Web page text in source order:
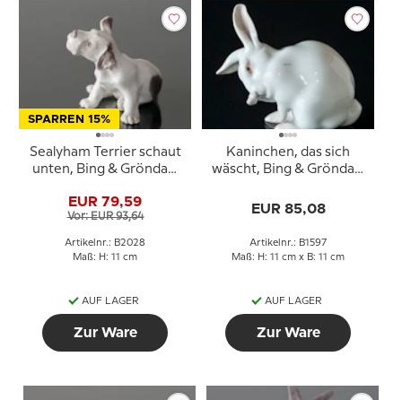
SPARREN 15%
Sealyham Terrier schaut
unten, Bing & Gröndahl
EUR 79,59
Vor: EUR 93,64
Artikelnr.: B2028
Maß: H: 11 cm
AUF LAGER
Zur Ware
Kaninchen, das sich
wäscht, Bing & Gröndahl
EUR 85,08
Artikelnr.: B1597
Maß: H: 11 cm x B: 11 cm
AUF LAGER
Zur Ware